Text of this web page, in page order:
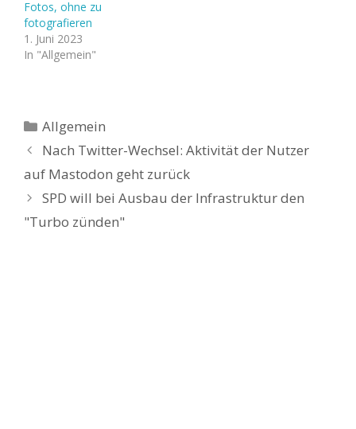
Fotos, ohne zu
fotografieren
1. Juni 2023
In "Allgemein"
Kategorien
Allgemein
Nach Twitter-Wechsel: Aktivität der Nutzer
auf Mastodon geht zurück
SPD will bei Ausbau der Infrastruktur den
"Turbo zünden"